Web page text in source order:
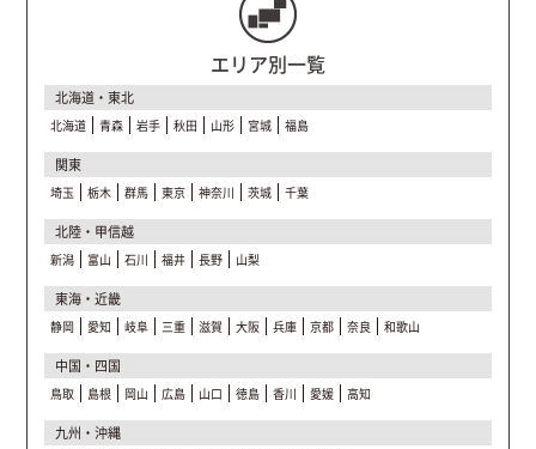
エリア別一覧
北海道・東北
北海道 青森 岩手 秋田 山形 宮城 福島
関東
埼玉 栃木 群馬 東京 神奈川 茨城 千葉
北陸・甲信越
新潟 富山 石川 福井 長野 山梨
東海・近畿
静岡 愛知 岐阜 三重 滋賀 大阪 兵庫 京都 奈良 和歌山
中国・四国
鳥取 島根 岡山 広島 山口 徳島 香川 愛媛 高知
九州・沖縄